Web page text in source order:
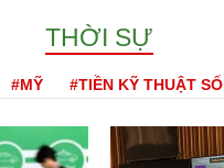
THỜI SỰ
#MỸ #TIỀN KỸ THUẬT SỐ